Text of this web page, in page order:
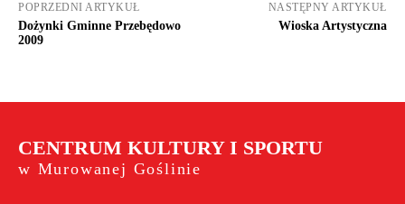
POPRZEDNI ARTYKUŁ
Dożynki Gminne Przebędowo
2009
NASTĘPNY ARTYKUŁ
Wioska Artystyczna
CENTRUM KULTURY I SPORTU
w Murowanej Goślinie